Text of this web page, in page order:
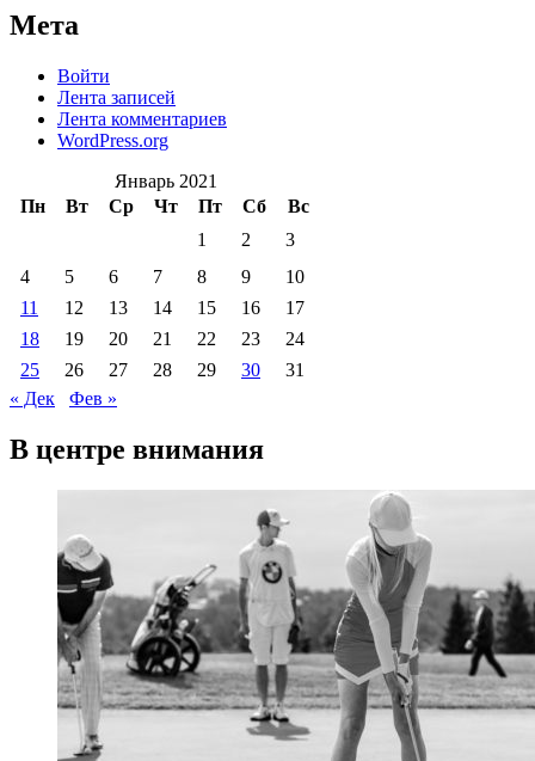
Мета
Войти
Лента записей
Лента комментариев
WordPress.org
Январь 2021
Пн
Вт Ср Чт Пт Сб
Вс
1
2
3
4
5 6 7 8 9
10
11
12 13 14 15 16
17
18
19 20 21 22 23
24
25
26 27 28 29 30
31
« Дек
Фев »
В центре внимания